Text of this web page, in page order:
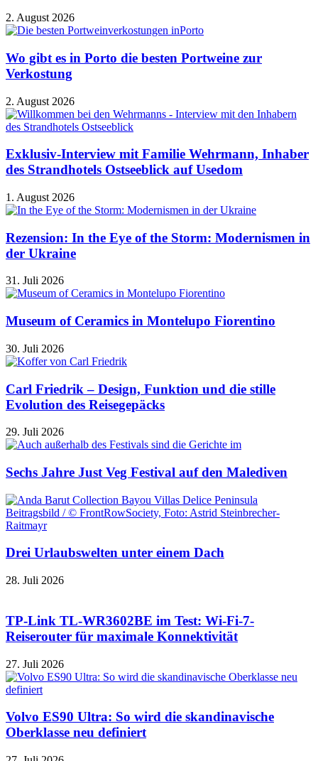
2. August 2026
Wo gibt es in Porto die besten Portweine zur
Verkostung
2. August 2026
Exklusiv-Interview mit Familie Wehrmann, Inhaber
des Strandhotels Ostseeblick auf Usedom
1. August 2026
Rezension: In the Eye of the Storm: Modernismen in
der Ukraine
31. Juli 2026
Museum of Ceramics in Montelupo Fiorentino
30. Juli 2026
Carl Friedrik – Design, Funktion und die stille
Evolution des Reisegepäcks
29. Juli 2026
Sechs Jahre Just Veg Festival auf den Malediven
Drei Urlaubswelten unter einem Dach
28. Juli 2026
TP-Link TL-WR3602BE im Test: Wi-Fi-7-
Reiserouter für maximale Konnektivität
27. Juli 2026
Volvo ES90 Ultra: So wird die skandinavische
Oberklasse neu definiert